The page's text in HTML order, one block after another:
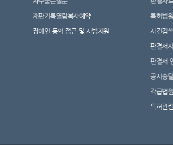
재판기록열람복사예약
장애인 등의 접근 및 사법지원
특허법
사건검색
판결서
판결서
공시송
각급법
특허관